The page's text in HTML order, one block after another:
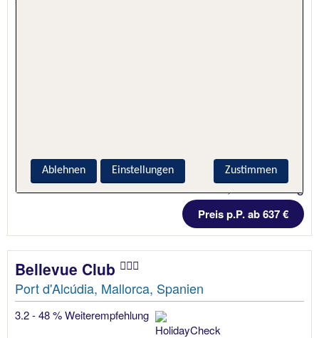
5 Nächte, Hotel + Flug
Preis p.P. ab 637 €
Bellevue Club
Port d'Alcúdia, Mallorca, Spanien
3.2 - 48 % Weiterempfehlung
Zustimmen
Ablehnen Einstellungen